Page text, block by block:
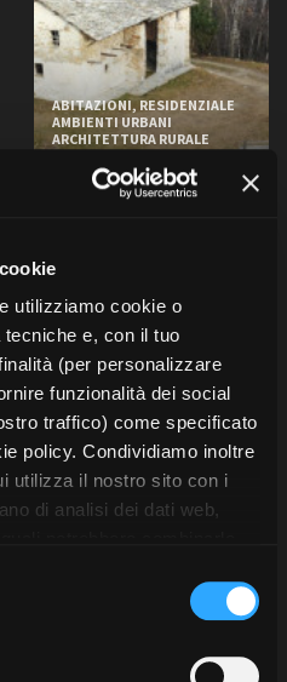
utilizziamo cookie o
e, con il tuo
(per personalizzare
funzionalità dei social
traffico) come specificato
policy. Condividiamo inoltre
utilizza il nostro sito con i
di analisi dei dati web,
servizi. Puoi liberamente
il tuo consenso, in qualsiasi
all’utilizzo di tali tecnologie
ABITAZIONI, RESIDENZIALE
AMBIENTI URBANI
ARCHITETTURA RURALE
PANORAMICI
AGRICOLTURA ALLEVAMENTO
Peveragno (CN)
ABITAZIONI, RESIDENZIALE